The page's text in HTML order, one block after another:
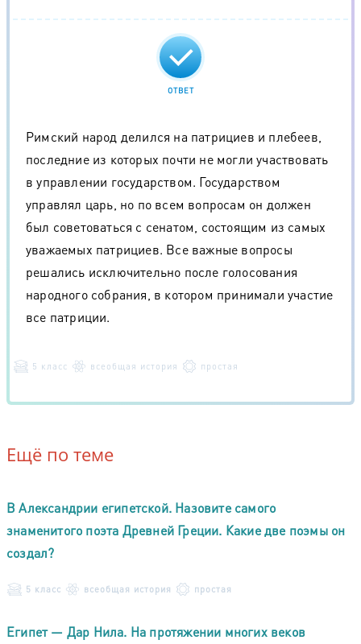
ОТВЕТ
Римский народ делился на патрициев и плебеев,
последние из которых почти не могли участвовать
в управлении государством. Государством
управлял царь, но по всем вопросам он должен
был советоваться с сенатом, состоящим из самых
уважаемых патрициев. Все важные вопросы
решались исключительно после голосования
народного собрания, в котором принимали участие
все патриции.
5 класс всеобщая история простая
Ещё по теме
В Александрии египетской. Назовите самого
знаменитого поэта Древней Греции. Какие две поэмы он
создал?
5 класс всеобщая история простая
Египет — Дар Нила. На протяжении многих веков